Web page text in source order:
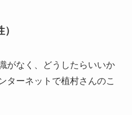
がなく、どうしたらいいか
ターネットで植村さんのこ